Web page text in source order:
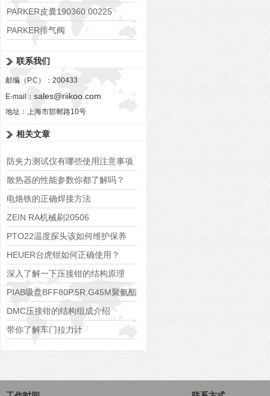
PARKER皮囊190360 00225
PARKER排气阀
联系我们
邮编（P.C）：200433
E-mail： sales@riikoo.com
地址：上海市邯郸路10号
相关文章
防夹力测试仪有哪些使用注意事项
散热器的性能参数你都了解吗？
电烙铁的正确焊接方法
ZEIN RA机械刷20506
PTO22温度探头该如何维护保养
HEUER台虎钳如何正确使用？
深入了解一下压接钳的结构原理
PIAB吸盘BFF80P.5R.G45M聚氨酯
带网状过滤器
DMC压接钳的结构组成介绍
带你了解车门拉力计